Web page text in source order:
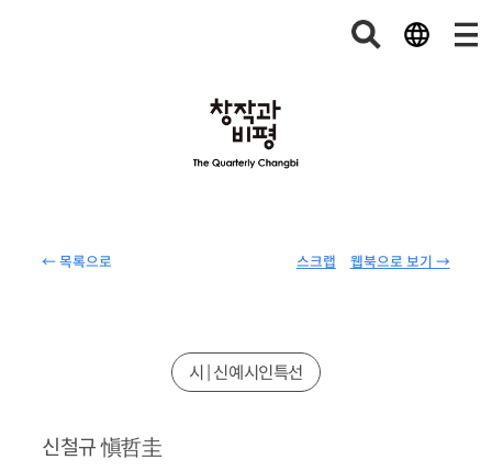
← 목록으로 웹북으로 보기 →
스크랩
시 | 신예시인특선
신철규愼哲圭